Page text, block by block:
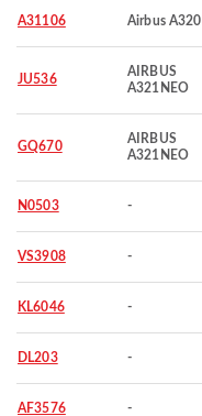
A31106 Airbus A320
JU536
AIRBUS
A321NEO
GQ670
AIRBUS
A321NEO
N0503 -
VS3908 -
KL6046 -
DL203 -
AF3576 -